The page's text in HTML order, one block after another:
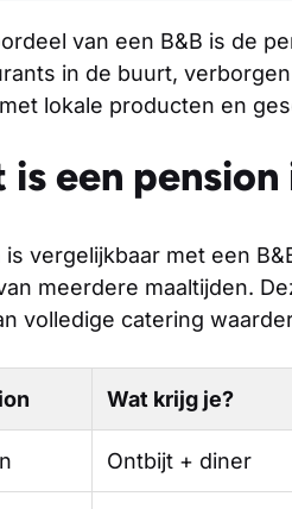
van een B&B is de
in de buurt,
lokale producten en
is een
is vergelijkbaar met een
meerdere maaltijden.
volledige catering
Wat krijg je?
Ontbijt + diner